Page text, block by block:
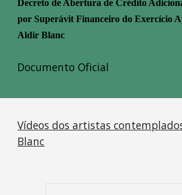
Decreto de Abertura de Crédito
por Superávit Financeiro do Exercício
Aldir Blanc
Documento Oficial
Vídeos dos artistas
Blanc